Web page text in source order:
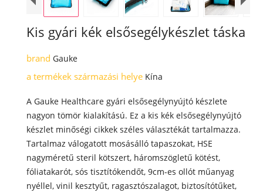
Kis gyári kék elsősegélykészlet táska
brand Gauke
a termékek származási helye Kína
A Gauke Healthcare gyári elsősegélynyújtó készlete
nagyon tömör kialakítású. Ez a kis kék elsősegélynyújtó
készlet minőségi cikkek széles választékát tartalmazza.
Tartalmaz válogatott mosásálló tapaszokat, HSE
nagyméretű steril kötszert, háromszögletű kötést,
fóliatakarót, sós tisztítókendőt, 9cm-es ollót műanyag
nyéllel, vinil kesztyűt, ragasztószalagot, biztosítótűket,